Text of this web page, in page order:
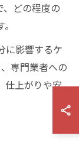
、どの程度の
に影響するケ
専門業者への
仕上がりや安